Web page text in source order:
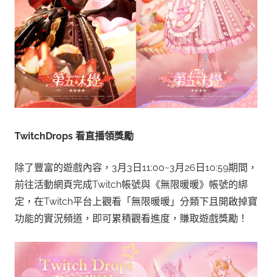
TwitchDrops 看直播領獎勵
除了豐富的遊戲內容，3月3日11:00~3月26日10:59期間，
前往活動網頁完成Twitch帳號與《無限暖暖》帳號的綁
定，在Twitch平台上觀看「無限暖暖」分類下且開啟掉寶
功能的實況頻道，即可累積觀看進度，賺取遊戲獎勵！